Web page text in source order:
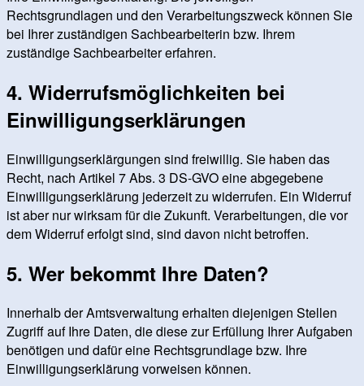
Rechtsgrundlagen und den Verarbeitungszweck können Sie
bei Ihrer zuständigen Sachbearbeiterin bzw. Ihrem
zuständige Sachbearbeiter erfahren.
4. Widerrufsmöglichkeiten bei
Einwilligungserklärungen
Einwilligungserklärgungen sind freiwillig. Sie haben das
Recht, nach Artikel 7 Abs. 3 DS-GVO eine abgegebene
Einwilligungserklärung jederzeit zu widerrufen. Ein Widerruf
ist aber nur wirksam für die Zukunft. Verarbeitungen, die vor
dem Widerruf erfolgt sind, sind davon nicht betroffen.
5. Wer bekommt Ihre Daten?
Innerhalb der Amtsverwaltung erhalten diejenigen Stellen
Zugriff auf Ihre Daten, die diese zur Erfüllung Ihrer Aufgaben
benötigen und dafür eine Rechtsgrundlage bzw. Ihre
Einwilligungserklärung vorweisen können.